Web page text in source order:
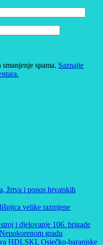
spama. Saznajte
žrtva i ponos hrvatskih
velike razmjene
i djelovanje 106. brigade
gradu
HDLSKL Osječko-baranjske